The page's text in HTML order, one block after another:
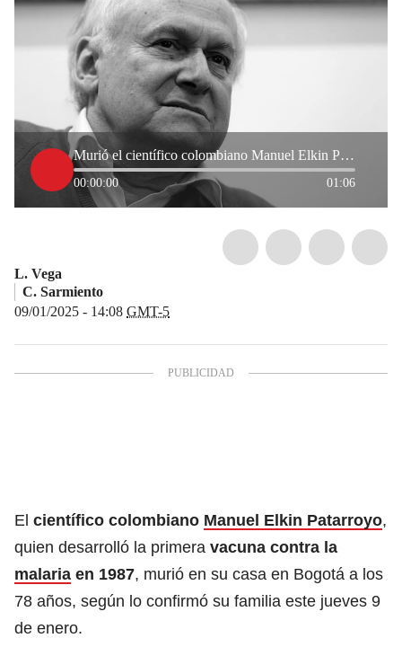
Murió el científico colombiano Manuel Elkin Patarroyo
00:00:00 01:06
L. Vega
C. Sarmiento
09/01/2025 - 14:08 GMT-5
El científico colombiano Manuel Elkin Patarroyo,
quien desarrolló la primera vacuna contra la
malaria en 1987, murió en su casa en Bogotá a los
78 años, según lo confirmó su familia este jueves 9
de enero.